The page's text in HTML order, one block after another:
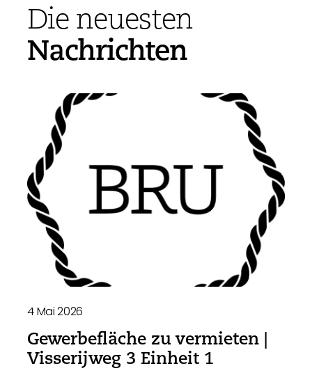
Die neuesten
Nachrichten
4 Mai 2026
Gewerbefläche zu vermieten |
Visserijweg 3 Einheit 1